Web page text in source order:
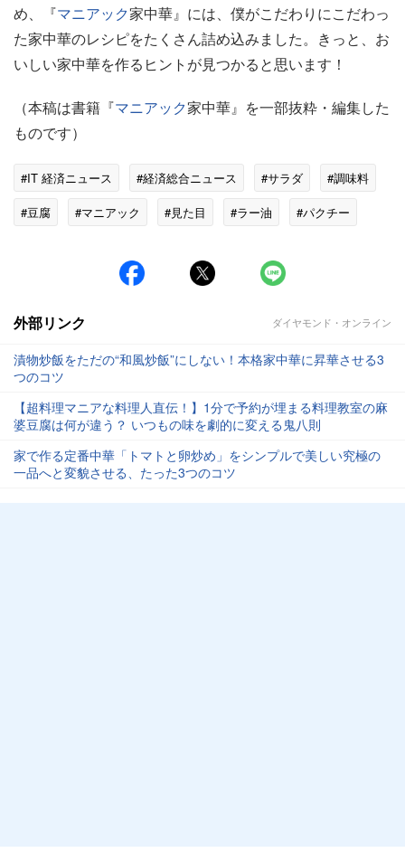
め、『マニアック家中華』には、僕がこだわりにこだわっ
た家中華のレシピをたくさん詰め込みました。きっと、お
いしい家中華を作るヒントが見つかると思います！
（本稿は書籍『マニアック家中華』を一部抜粋・編集した
ものです）
#IT 経済ニュース #経済総合ニュース #サラダ
#調味料
#豆腐
#マニアック #見た目 #ラー油
#パクチー
外部リンク ダイヤモンド・オンライン
漬物炒飯をただの“和風炒飯”にしない！本格家中華に昇華させる3
つのコツ
【超料理マニアな料理人直伝！】1分で予約が埋まる料理教室の麻
婆豆腐は何が違う？ いつもの味を劇的に変える鬼八則
家で作る定番中華「トマトと卵炒め」をシンプルで美しい究極の
一品へと変貌させる、たった3つのコツ